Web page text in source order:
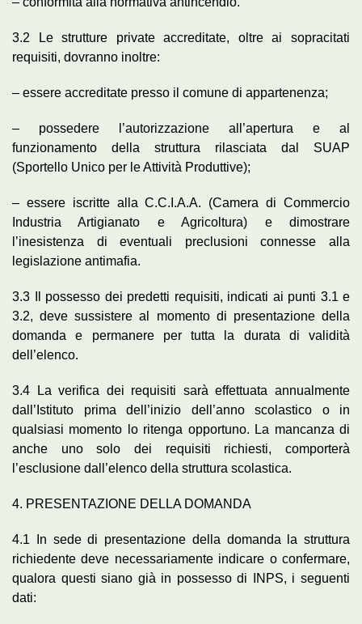
3.2 Le strutture private accreditate, oltre ai sopracitati
requisiti, dovranno inoltre:
– essere accreditate presso il comune di appartenenza;
– possedere l’autorizzazione all’apertura e al
funzionamento della struttura rilasciata dal SUAP
(Sportello Unico per le Attività Produttive);
– essere iscritte alla C.C.I.A.A. (Camera di Commercio
Industria Artigianato e Agricoltura) e dimostrare
l’inesistenza di eventuali preclusioni connesse alla
legislazione antimafia.
3.3 Il possesso dei predetti requisiti, indicati ai punti 3.1 e
3.2, deve sussistere al momento di presentazione della
domanda e permanere per tutta la durata di validità
dell’elenco.
3.4 La verifica dei requisiti sarà effettuata annualmente
dall’Istituto prima dell’inizio dell’anno scolastico o in
qualsiasi momento lo ritenga opportuno. La mancanza di
anche uno solo dei requisiti richiesti, comporterà
l’esclusione dall’elenco della struttura scolastica.
4. PRESENTAZIONE DELLA DOMANDA
4.1 In sede di presentazione della domanda la struttura
richiedente deve necessariamente indicare o confermare,
qualora questi siano già in possesso di INPS, i seguenti
dati: